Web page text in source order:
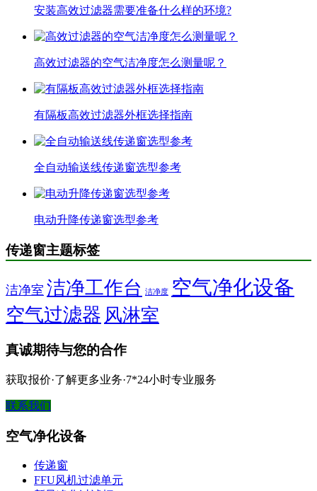
安装高效过滤器需要准备什么样的环境?
高效过滤器的空气洁净度怎么测量呢？
有隔板高效过滤器外框选择指南
全自动输送线传递窗选型参考
电动升降传递窗选型参考
传递窗主题标签
洁净室 洁净工作台 洁净度 空气净化设备
空气过滤器 风淋室
真诚期待与您的合作
获取报价·了解更多业务·7*24小时专业服务
联系我们
空气净化设备
传递窗
FFU风机过滤单元